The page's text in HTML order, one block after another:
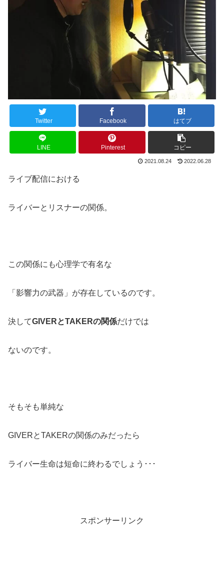
Twitter Facebook はてブ
LINE Pinterest コピー
2021.08.24 2022.06.28
ライブ配信における
ライバーとリスナーの関係。
この関係にも心理学で有名な
「影響力の武器」が存在しているのです。
決してGIVERとTAKERの関係だけでは
ないのです。
そもそも単純な
GIVERとTAKERの関係のみだったら
ライバー生命は短命に終わるでしょう･･･
スポンサーリンク